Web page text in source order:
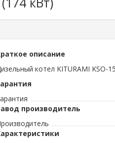
описание
котел KITURAMI KSO-
производитель